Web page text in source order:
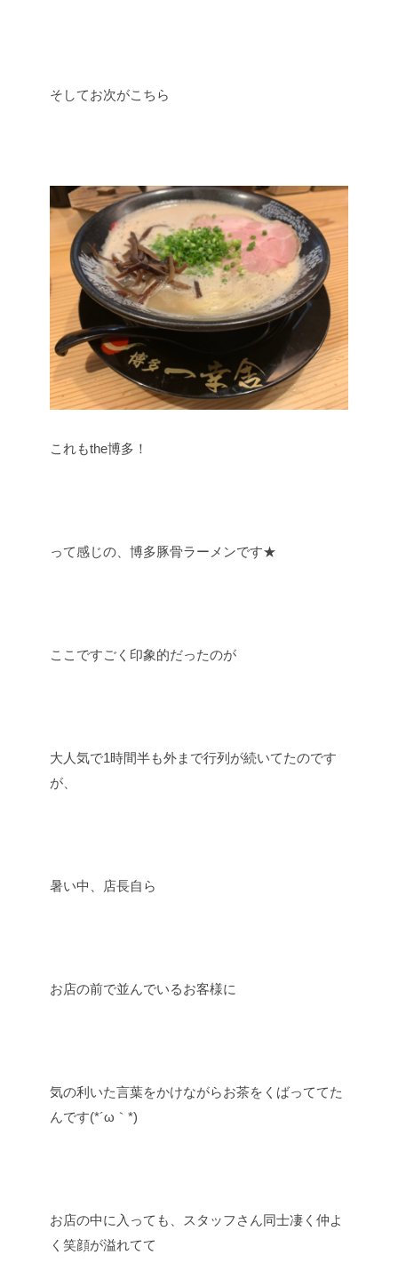
そしてお次がこちら
これもthe博多！
って感じの、博多豚骨ラーメンです★
ここですごく印象的だったのが
大人気で1時間半も外まで行列が続いてたのです
が、
暑い中、店長自ら
お店の前で並んでいるお客様に
気の利いた言葉をかけながらお茶をくばっててた
んです(*´ω｀*)
お店の中に入っても、スタッフさん同士凄く仲よ
く笑顔が溢れてて